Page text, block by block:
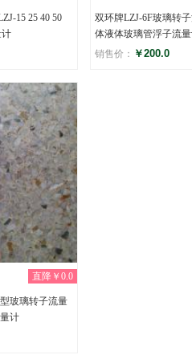
15 25 40 50
计
双环牌LZJ-6F玻璃转
体液体玻璃管浮子流
销售价： ￥200.0
直降￥0.0
玻璃转子流量
计